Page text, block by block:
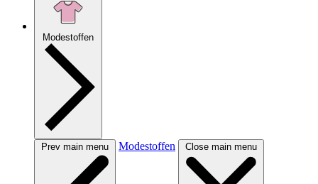
Modestoffen
Prev main menu Modestoffen Close main menu